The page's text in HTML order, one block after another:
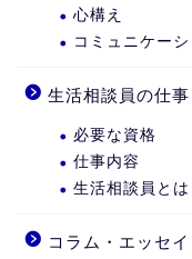
心構え
コミュニケーシ
生活相談員の仕事
必要な資格
仕事内容
生活相談員とは
コラム・エッセイ